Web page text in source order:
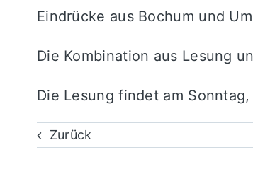
Eindrücke aus Bochum und
Die Kombination aus Lesung
Die Lesung findet am
Zurück